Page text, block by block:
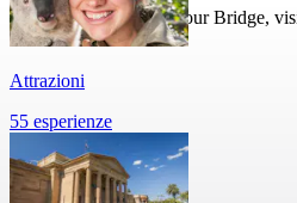
Salire sul Sydney Harbour Bridge,
Attrazioni
55 esperienze